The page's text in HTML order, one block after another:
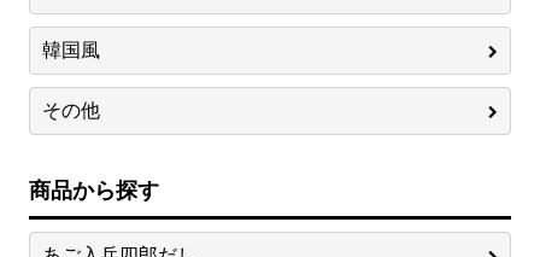
韓国風
その他
商品から探す